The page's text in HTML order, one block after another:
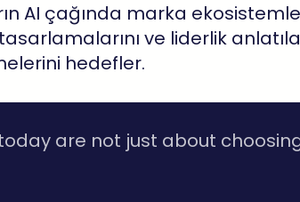
AI çağında marka
ve liderlik
hedefler.
are not just about